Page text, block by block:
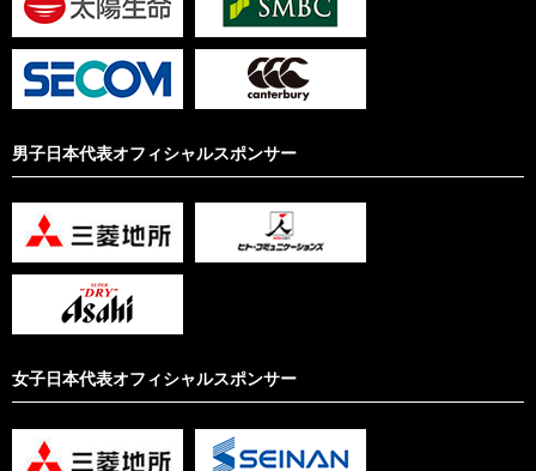
男子日本代表オフィシャルスポンサー
女子日本代表オフィシャルスポンサー